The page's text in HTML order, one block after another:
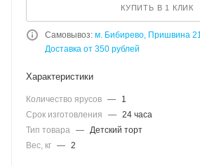
КУПИТЬ В 1 КЛИК
Самовывоз: м. Бибирево, Пришвина
Доставка от 350 рублей
Характеристики
Количество ярусов —
1
Срок изготовления
— 24 часа
Тип товара — Детский торт
Вес, кг — 2